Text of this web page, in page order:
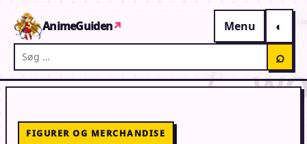
AnimeGuiden↗
Menu
Søg på AnimeGuiden
⌕
FIGURER OG MERCHANDISE